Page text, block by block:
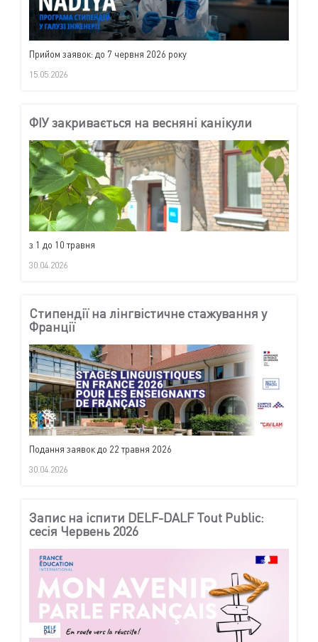
Прийом заявок: до 7 червня 2026 року
15.05.2026
ФІУ закривається на весняні канікули
з 1 до 10 травня
30.04.2026
Стипендії на лінгвістичне стажування у
Франції
Подання заявок до 22 травня 2026
30.04.2026
Запис на іспити DELF-DALF Tout Public:
сесія Червень 2026